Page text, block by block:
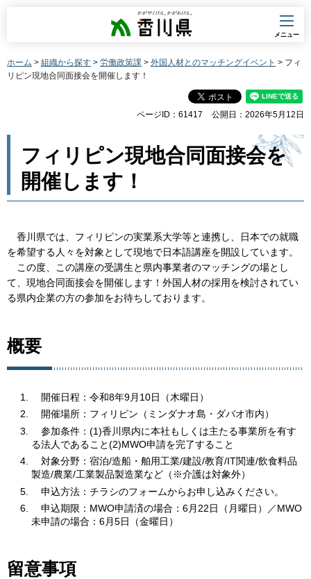
香川県
メニュー
ホーム > 組織から探す > 労働政策課 > 外国人材とのマッチングイベント > フィ
リピン現地合同面接会を開催します！
ページID：61417 公開日：2026年5月12日
フィリピン現地合同面接会を
開催します！
香川県では、フィリピンの実業系大学等と連携し、日本での就職
を希望する人々を対象として現地で日本語講座を開設しています。
こ の度、この講座の受講生と県内事業者のマッチングの場とし
て、現地合同面接会を開催します！外国人材の採用を検討されてい
る県内企業の方の参加をお待ちしております。
概要
開催日程：令和8年9月10日（木曜日）
開催場所：フィリピン（ミンダナオ島・ダバオ市内）
参加条件：(1)香川県内に本社もしくは主たる事業所を有す
る法人であること(2)MWO申請を完了すること
対象分野：宿泊/造船・舶用工業/建設/教育/IT関連/飲食料品
製造/農業/工業製品製造業など（※介護は対象外）
申込方法：チラシのフォームからお申し込みください。
申込期限：MWO申請済の場合：6月22日（月曜日）／MWO
未申請の場合：6月5日（金曜日）
留意事項